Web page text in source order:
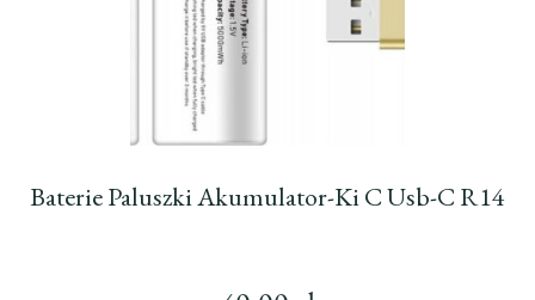
Baterie Paluszki Akumulator-Ki C Usb-C R14